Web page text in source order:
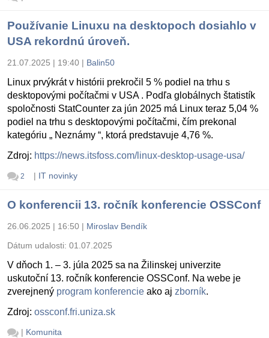
Používanie Linuxu na desktopoch dosiahlo v
USA rekordnú úroveň.
21.07.2025 | 19:40 | Balin50
Linux prvýkrát v histórii prekročil 5 % podiel na trhu s
desktopovými počítačmi v USA . Podľa globálnych štatistík
spoločnosti StatCounter za jún 2025 má Linux teraz 5,04 %
podiel na trhu s desktopovými počítačmi, čím prekonal
kategóriu „ Neznámy “, ktorá predstavuje 4,76 %.
Zdroj: https://news.itsfoss.com/linux-desktop-usage-usa/
2 | IT novinky
O konferencii 13. ročník konferencie OSSConf
26.06.2025 | 16:50 | Miroslav Bendík
Dátum udalosti: 01.07.2025
V dňoch 1. – 3. júla 2025 sa na Žilinskej univerzite
uskutoční 13. ročník konferencie OSSConf. Na webe je
zverejnený program konferencie ako aj zborník.
Zdroj: ossconf.fri.uniza.sk
| Komunita